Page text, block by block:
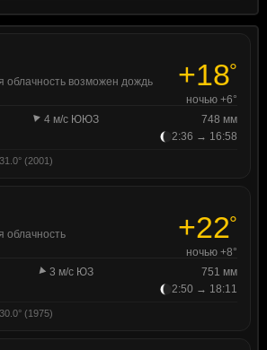
облачность возможен дождь +18°
ночью +6°
4 м/с ЮЮЗ
748 мм
2:36 → 16:58
(2001)
облачность +22°
ночью +8°
3 м/с ЮЗ
751 мм
2:50 → 18:11
(1975)